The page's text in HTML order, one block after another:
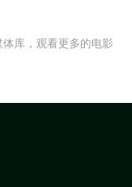
库，观看更多的电影